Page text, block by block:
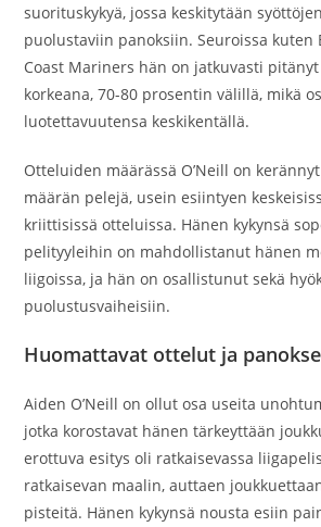
suorituskykyä, jossa keskitytään
puolustaviin panoksiin. Seuroissa kuten
Coast Mariners hän on jatkuvasti
korkeana, 70-80 prosentin välillä, mikä
luotettavuutensa keskikentällä.
Otteluiden määrässä O’Neill on
määrän pelejä, usein esiintyen
kriittisissä otteluissa. Hänen kykynsä
pelityyleihin on mahdollistanut hänen
liigoissa, ja hän on osallistunut sekä
puolustusvaiheisiin.
Huomattavat ottelut ja
Aiden O’Neill on ollut osa useita
jotka korostavat hänen tärkeyttään
erottuva esitys oli ratkaisevassa
ratkaisevan maalin, auttaen
pisteitä. Hänen kykynsä nousta esiin